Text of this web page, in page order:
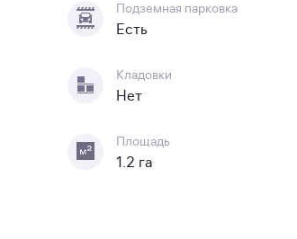
Подземная парковка
Есть
Кладовки
Нет
Площадь
1.2 га